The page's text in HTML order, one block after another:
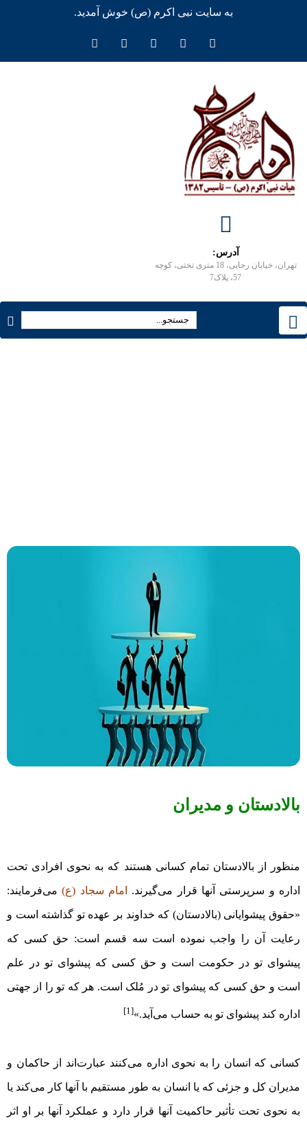
به سایت نبی اکرم (ص) خوش آمدید.
آدرس:
تهران، خیابان رجایی، 18 متری تختی، کوچه
57، پلاک7
بالادستان و مدیران
منظور از بالادستان تمام کسانی هستند که به نحوی افرادی تحت
اداره و سرپرستی آنها قرار می‌گیرند. امام سجاد (ع)می‌فرمایند:
«حقوق پیشوایانی (بالادستان) که خداوند بر عهده تو گذاشته است و
رعایت آن را واجب نموده است سه قسم است: حق کسی که
پیشوای تو در حکومت است و حق کسی که پیشوای تو در علم
است و حق کسی که پیشوای تو در مُلک است. هر که تو را از جهتی
اداره کند پیشوای تو به حساب می‌آید.»[1]
کسانی که انسان را به نحوی اداره می‌کنند عبارت‌اند از حاکمان و
مدیران کل و جزئی که یا انسان به طور مستقیم با آنها کار می‌کند یا
به نحوی تحت تأثیر حاکمیت آنها قرار دارد و عملکرد آنها بر او اثر